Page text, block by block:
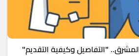
"التفاصيل وكيفية التقديم"